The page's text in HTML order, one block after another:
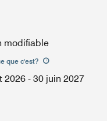
modifiable
que c'est?
2026 - 30 juin 2027